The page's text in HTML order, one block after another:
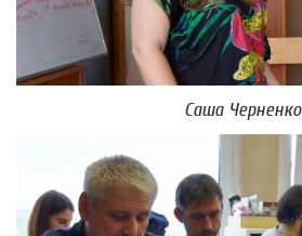
Саша Черненко